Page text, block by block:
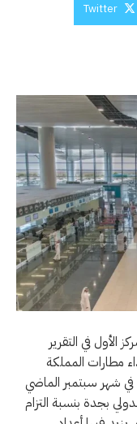
Twitter
الأول في التقرير
مطارات المملكة
في شهر سبتمبر الماضي
بجدة بنسبة التزام